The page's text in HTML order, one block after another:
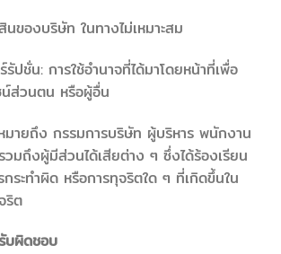
ของบริษัท ในทางไม่เหมาะสม
ปชั่น: การใช้อำนาจที่ได้มาโดยหน้าที่เพื่อ
น์ส่วนตน หรือผู้อื่น
มายถึง กรรมการบริษัท ผู้บริหาร พนักงาน
มถึงผู้มีส่วนได้เสียต่าง ๆ ซึ่งได้ร้องเรียน
กระทำผิด หรือการทุจริตใด ๆ ที่เกิดขึ้นใน
ริต
บผิดชอบ